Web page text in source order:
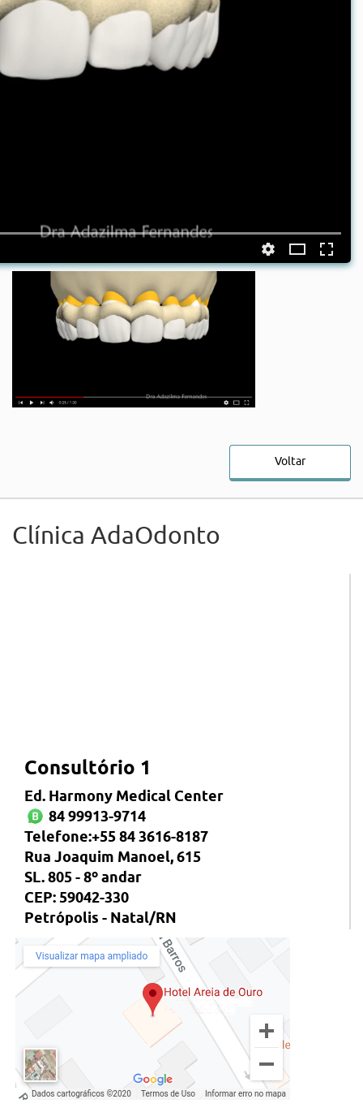
Voltar
Clínica AdaOdonto
Consultório 1
Ed. Harmony Medical Center
84 99913-9714
Telefone:+55 84 3616-8187
Rua Joaquim Manoel, 615
SL. 805 - 8º andar
CEP: 59042-330
Petrópolis - Natal/RN